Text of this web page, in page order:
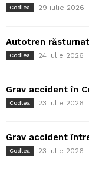
Codlea 29 iulie 2026
Autotren
Codlea 24 iulie 2026
Grav accident în
Codlea 23 iulie 2026
Grav accident
Codlea 23 iulie 2026